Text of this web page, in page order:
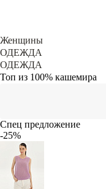
Женщины
ОДЕЖДА
ОДЕЖДА
Топ из 100% кашемира
Спец предложение
-25%